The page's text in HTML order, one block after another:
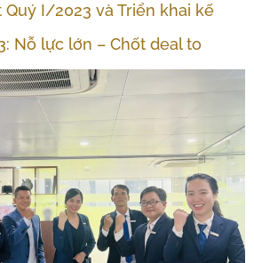
Quý I/2023 và Triển khai kế
Nỗ lực lớn – Chốt deal to